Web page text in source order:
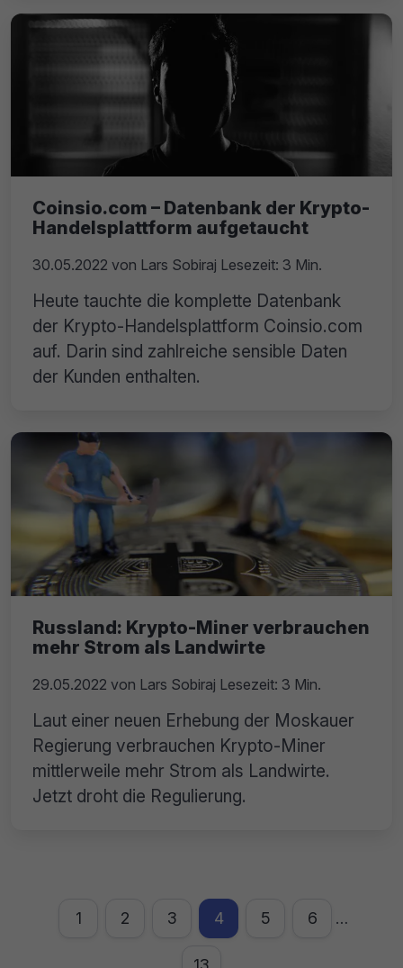
Coinsio.com – Datenbank der Krypto-
Handelsplattform aufgetaucht
30.05.2022 von Lars Sobiraj Lesezeit: 3 Min.
Heute tauchte die komplette Datenbank
der Krypto-Handelsplattform Coinsio.com
auf. Darin sind zahlreiche sensible Daten
der Kunden enthalten.
Russland: Krypto-Miner verbrauchen
mehr Strom als Landwirte
29.05.2022 von Lars Sobiraj Lesezeit: 3 Min.
Laut einer neuen Erhebung der Moskauer
Regierung verbrauchen Krypto-Miner
mittlerweile mehr Strom als Landwirte.
Jetzt droht die Regulierung.
1 2 3 4 5 6 …